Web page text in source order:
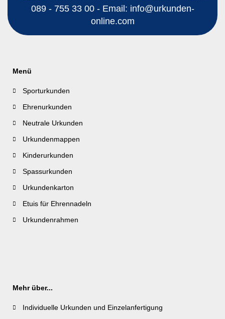
089 - 755 33 00 - Email: info@urkunden-
online.com
Menü
Sporturkunden
Ehrenurkunden
Neutrale Urkunden
Urkundenmappen
Kinderurkunden
Spassurkunden
Urkundenkarton
Etuis für Ehrennadeln
Urkundenrahmen
Mehr über...
Individuelle Urkunden und Einzelanfertigung